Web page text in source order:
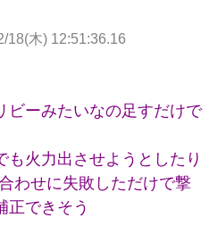
18(木) 12:51:36.16
ビーみたいなの足すだけで
も火力出させようとしたり
わせに失敗しただけで撃
正できそう